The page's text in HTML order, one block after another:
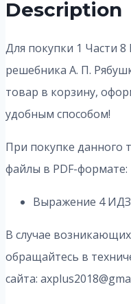
Description
Для покупки 1 Части
решебника А. П.
товар в корзину,
удобным способом!
При покупке данного
файлы в PDF-формате:
Выражение 4 ИДЗ
В случае
обращайтесь в
сайта: